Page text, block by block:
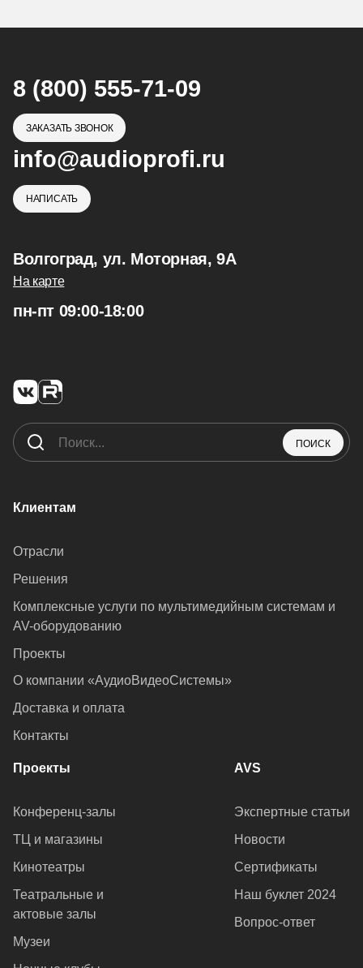
8 (800) 555-71-09
ЗАКАЗАТЬ ЗВОНОК
info@audioprofi.ru
НАПИСАТЬ
Волгоград, ул. Моторная, 9А
На карте
пн-пт 09:00-18:00
ПОИСК
Клиентам
Отрасли
Решения
Комплексные услуги по мультимедийным системам и
AV-оборудованию
Проекты
О компании «АудиоВидеоСистемы»
Доставка и оплата
Контакты
Проекты
Конференц-залы
ТЦ и магазины
Кинотеатры
Театральные и
актовые залы
Музеи
AVS
Экспертные статьи
Новости
Сертификаты
Наш буклет 2024
Вопрос-ответ